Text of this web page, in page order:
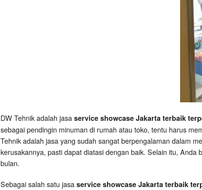
DW Tehnik adalah jasa service showcase Jakarta terbaik
sebagai pendingin minuman di rumah atau toko, tentu harus
Tehnik adalah jasa yang sudah sangat berpengalaman dalam
kerusakannya, pasti dapat diatasi dengan baik. Selain itu,
bulan.
Sebagai salah satu jasa service showcase Jakarta terbaik